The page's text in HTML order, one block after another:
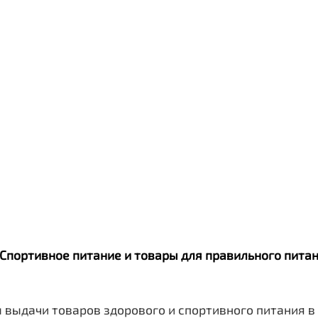
питание и товары для правильного
выдачи товаров здорового и спортивного питания